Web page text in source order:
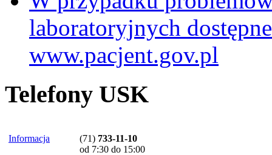
laboratoryjnych
www.pacjent.gov.pl
Telefony USK
Informacja (71) 733-11-10
od 7:30 do 15:00